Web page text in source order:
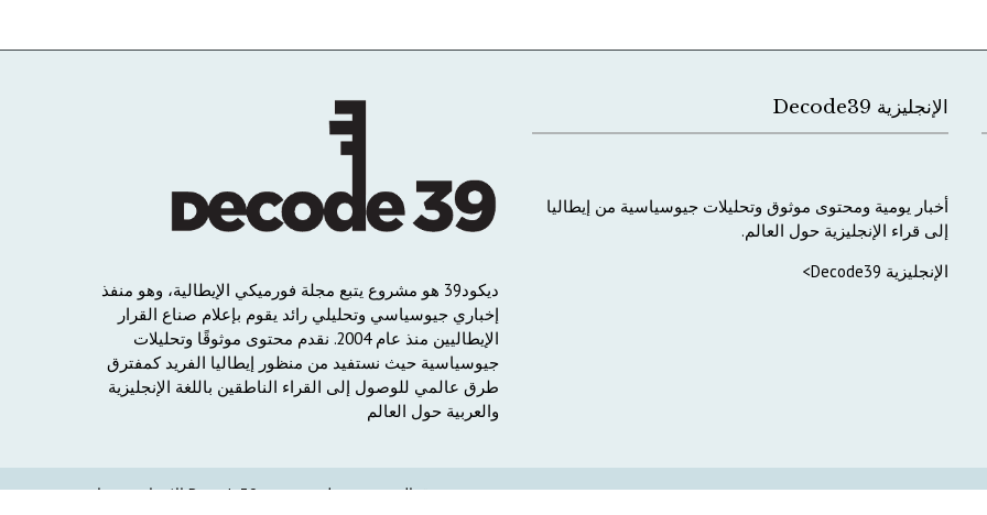
ديكود39 هو مشروع يتبع مجلة فورميكي الإيطالية، وهو منفذ
إخباري جيوسياسي وتحليلي رائد يقوم بإعلام صناع القرار
الإيطاليين منذ عام 2004. نقدم محتوى موثوقًا وتحليلات
جيوسياسية حيث نستفيد من منظور إيطاليا الفريد كمفترق
طرق عالمي للوصول إلى القراء الناطقين باللغة الإنجليزية
والعربية حول العالم
الإنجليزية Decode39
أخبار يومية ومحتوى موثوق وتحليلات جيوسياسية من إيطاليا
إلى قراء الإنجليزية حول العالم.
الإنجليزية Decode39>
حقوق النشز محفوظة من Decode39.com الانتمان من داو